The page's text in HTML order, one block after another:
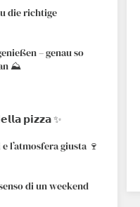
die richtige
– genau so
⛰️
𝗽𝗶𝘇𝘇𝗮 ✨
l’atmosfera giusta 🍷
di un weekend